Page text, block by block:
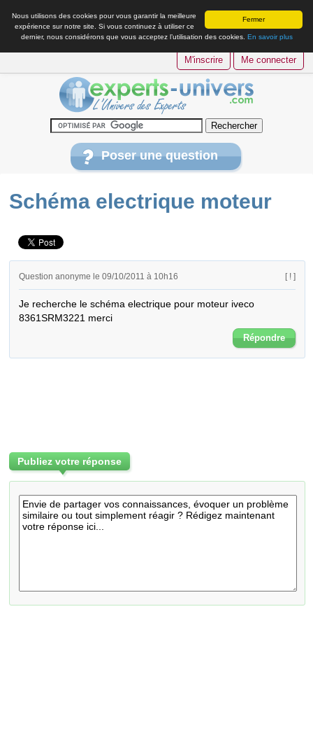
Fermer
Nous utilisons des cookies pour vous garantir la meilleure
expérience sur notre site. Si vous continuez à utiliser ce
dernier, nous considérons que vous acceptez l’utilisation des cookies. En savoir plus
M'inscrire Me connecter
Poser une question
Schéma electrique moteur
Question anonyme le 09/10/2011 à 10h16 [ ! ]
Je recherche le schéma electrique pour moteur iveco
8361SRM3221 merci
Répondre
Publiez votre réponse